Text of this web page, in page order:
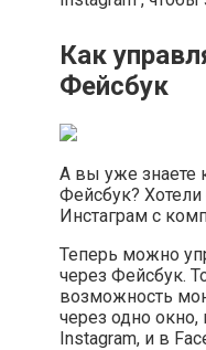
Как
Фейсбук
А вы уже знаете
Фейсбук?
Инстаграм с
Теперь можно
через Фейсбук.
возможность
через одно окно,
Instagram, и в